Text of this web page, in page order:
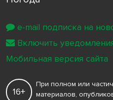
16+
При полном или
материалов,
e-mail подписка на
Включить
Мобильная версия сайта